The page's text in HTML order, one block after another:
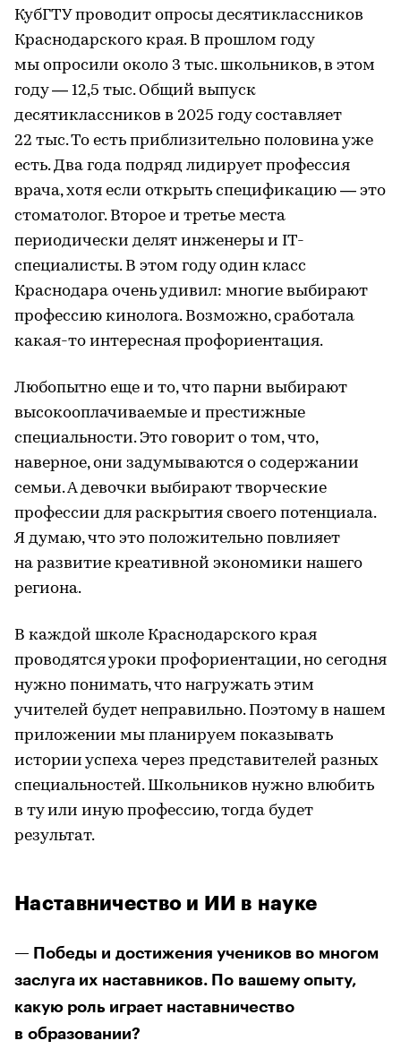
КубГТУ проводит опросы десятиклассников
Краснодарского края. В прошлом году
мы опросили около 3 тыс. школьников, в этом
году — 12,5 тыс. Общий выпуск
десятиклассников в 2025 году составляет
22 тыс. То есть приблизительно половина уже
есть. Два года подряд лидирует профессия
врача, хотя если открыть спецификацию — это
стоматолог. Второе и третье места
периодически делят инженеры и IT-
специалисты. В этом году один класс
Краснодара очень удивил: многие выбирают
профессию кинолога. Возможно, сработала
какая-то интересная профориентация.
Любопытно еще и то, что парни выбирают
высокооплачиваемые и престижные
специальности. Это говорит о том, что,
наверное, они задумываются о содержании
семьи. А девочки выбирают творческие
профессии для раскрытия своего потенциала.
Я думаю, что это положительно повлияет
на развитие креативной экономики нашего
региона.
В каждой школе Краснодарского края
проводятся уроки профориентации, но сегодня
нужно понимать, что нагружать этим
учителей будет неправильно. Поэтому в нашем
приложении мы планируем показывать
истории успеха через представителей разных
специальностей. Школьников нужно влюбить
в ту или иную профессию, тогда будет
результат.
Наставничество и ИИ в науке
— Победы и достижения учеников во многом
заслуга их наставников. По вашему опыту,
какую роль играет наставничество
в образовании?